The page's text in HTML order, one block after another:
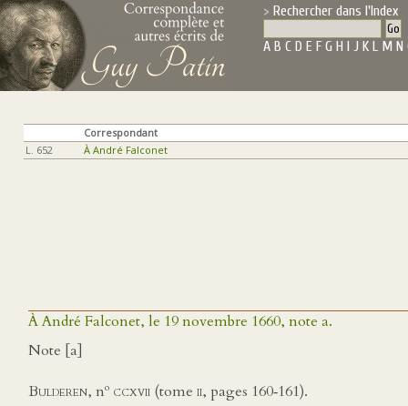
Rechercher dans l'Index
A B C D E F G H I J K L M N